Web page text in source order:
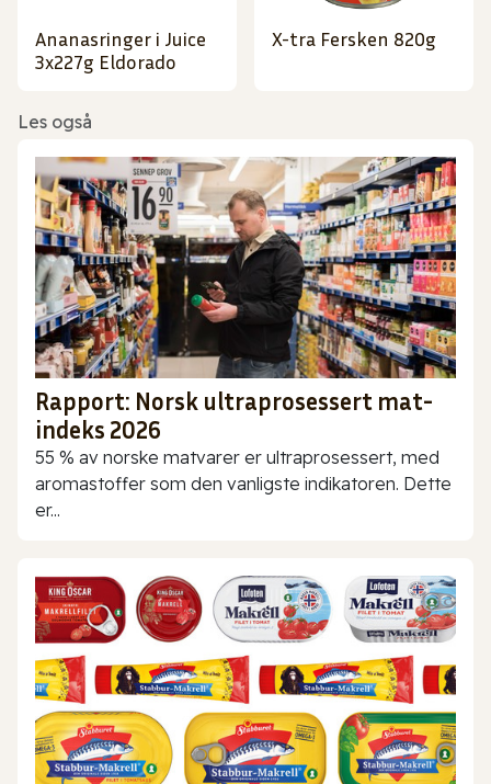
Ananasringer i Juice
3x227g Eldorado
X-tra Fersken 820g
Les også
Rapport: Norsk ultraprosessert mat-
indeks 2026
55 % av norske matvarer er ultraprosessert, med
aromastoffer som den vanligste indikatoren. Dette
er...